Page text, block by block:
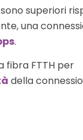
superiori
una
.
fibra FTTH per
della